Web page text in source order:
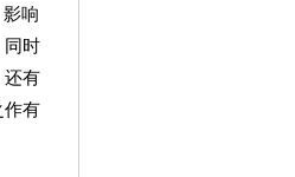
响
同时
还有
作有